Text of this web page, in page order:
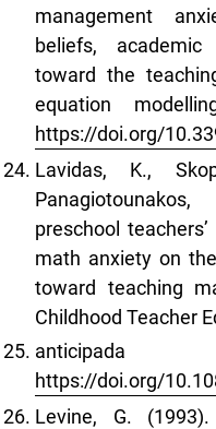
management
beliefs,
toward the
equation
https://doi.org/
Lavidas, K.,
preschool
math anxiety on
toward teaching
Childhood Teacher
https://doi.org/
Levine, G.